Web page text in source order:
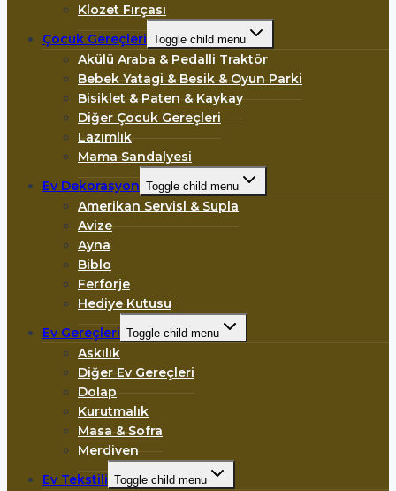
Klozet Fırçası
Çocuk Gereçleri Toggle child menu
Akülü Araba & Pedalli Traktör
Bebek Yatagi & Besik & Oyun Parki
Bisiklet & Paten & Kaykay
Diğer Çocuk Gereçleri
Lazımlık
Mama Sandalyesi
Ev Dekorasyon Toggle child menu
Amerikan Servisl & Supla
Avize
Ayna
Biblo
Ferforje
Hediye Kutusu
Ev Gereçleri Toggle child menu
Askılık
Diğer Ev Gereçleri
Dolap
Kurutmalık
Masa & Sofra
Merdiven
Ev Tekstili Toggle child menu